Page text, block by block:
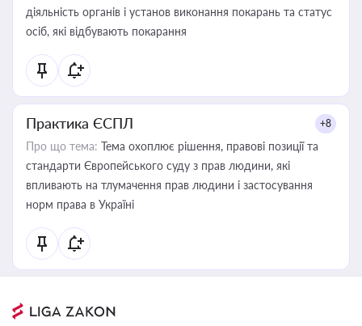
діяльність органів і установ виконання покарань та статус
осіб, які відбувають покарання
Практика ЄСПЛ +8
Про що тема: Тема охоплює рішення, правові позиції та
стандарти Європейського суду з прав людини, які
впливають на тлумачення прав людини і застосування
норм права в Україні